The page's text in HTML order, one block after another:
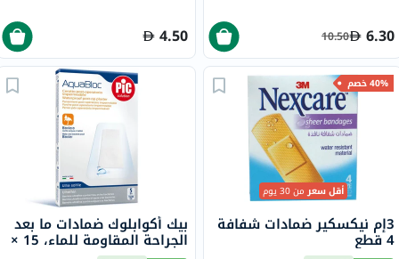
6.30
10.50
4.50
40% خصم
أقل سعرمن 30 يوم
3إم نيكسكير ضمادات شفافة
4 قطع
بيك أكوابلوك ضمادات ما بعد
الجراحة المقاومة للماء، 15 ×